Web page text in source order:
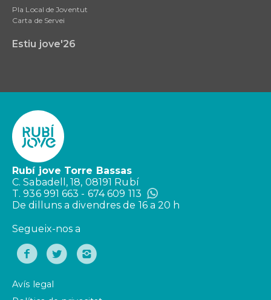
Pla Local de Joventut
Carta de Servei
Estiu jove'26
Rubí jove Torre Bassas
C. Sabadell, 18, 08191 Rubí
T. 936 991 663 - 674 609 113
De dilluns a divendres de 16 a 20 h
Segueix-nos a
Avís legal